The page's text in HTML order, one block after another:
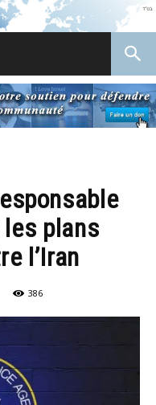
plans
l’Iran
386